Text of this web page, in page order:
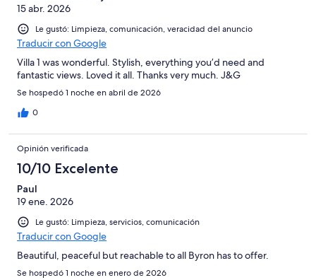
15 abr. 2026
Le gustó: Limpieza, comunicación, veracidad del anuncio
Traducir con Google
Villa 1 was wonderful. Stylish, everything you’d need and
fantastic views. Loved it all. Thanks very much. J&G
Se hospedó 1 noche en abril de 2026
0
Opinión verificada
10/10 Excelente
Paul
19 ene. 2026
Le gustó: Limpieza, servicios, comunicación
Traducir con Google
Beautiful, peaceful but reachable to all Byron has to offer.
Se hospedó 1 noche en enero de 2026